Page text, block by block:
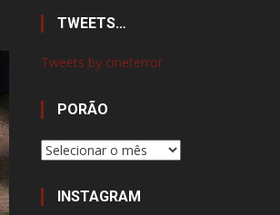
TWEETS…
Tweets by cineterror
PORÃO
Porão
INSTAGRAM